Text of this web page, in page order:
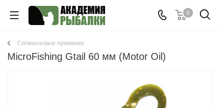
0
Cиликоновые приманки
MicroFishing Gtail 60 мм (Motor Oil)